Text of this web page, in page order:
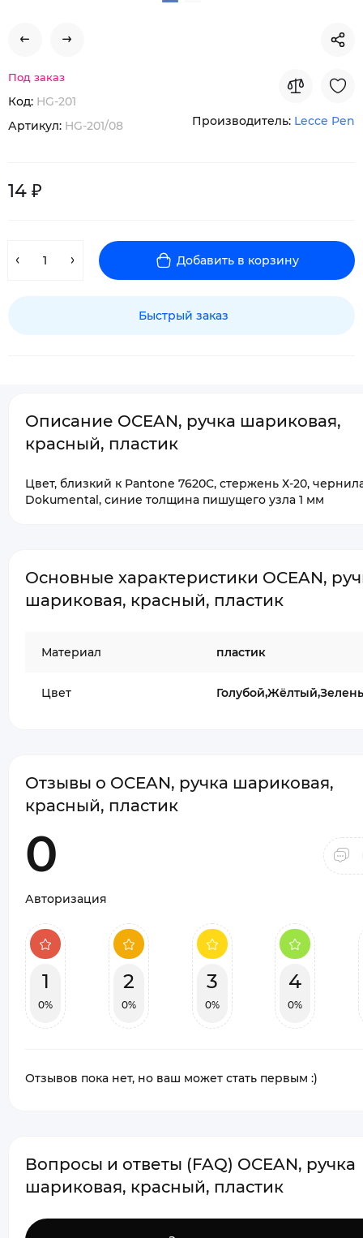
Под заказ
Код: HG-201
Артикул: HG-201/08 Производитель: Lecce Pen
14 ₽
Добавить в корзину
Быстрый заказ
Описание OCEAN, ручка шариковая,
красный, пластик
Цвет, близкий к Pantone 7620C, стержень Х-20,
Dokumental, синие толщина пишущего узла 1 мм
Основные характеристики OCEAN,
шариковая, красный, пластик
Материал пластик
Цвет
Отзывы о OCEAN, ручка шариковая,
красный, пластик
0
Авторизация
1
0%
2
0%
3
0%
4
0%
Отзывов пока нет, но ваш может стать первым :)
Вопросы и ответы (FAQ) OCEAN, ручка
шариковая, красный, пластик